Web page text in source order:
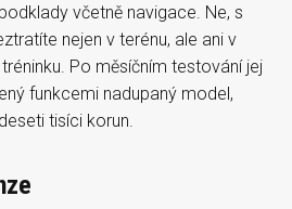
včetně navigace. Ne, s
nejen v terénu, ale ani v
Po měsíčním testování jej
funkcemi nadupaný model,
tisíci korun.